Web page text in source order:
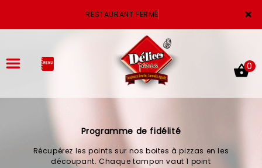
×
RESTAURANT FERMÉ
LA CARTE
0
Programme de fidélité
Récupérez les points sur nos boites à pizzas en les
découpant. Chaque tampon vaut 1 point